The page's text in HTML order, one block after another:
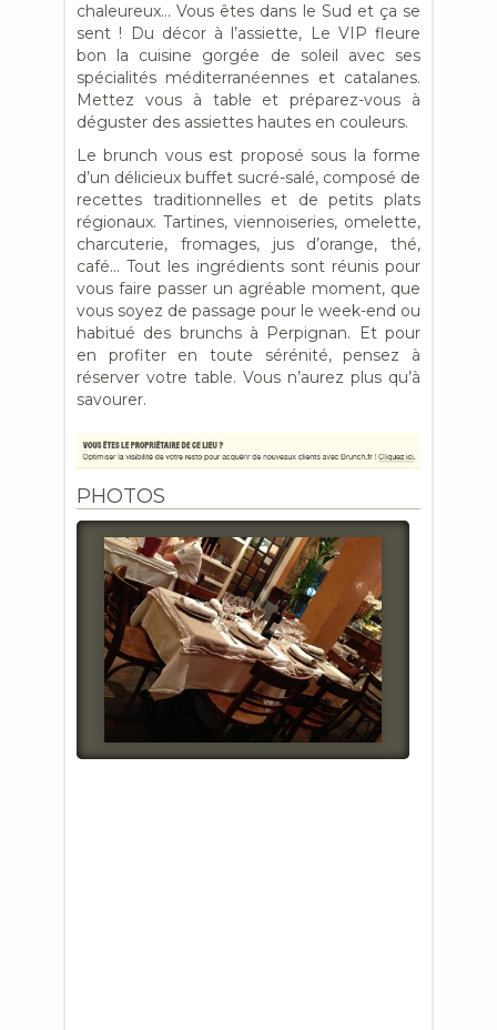
chaleureux… Vous êtes dans le Sud et ça se
sent ! Du décor à l’assiette, Le VIP fleure
bon la cuisine gorgée de soleil avec ses
spécialités méditerranéennes et catalanes.
Mettez vous à table et préparez-vous à
déguster des assiettes hautes en couleurs.
Le brunch vous est proposé sous la forme
d’un délicieux buffet sucré-salé, composé de
recettes traditionnelles et de petits plats
régionaux. Tartines, viennoiseries, omelette,
charcuterie, fromages, jus d’orange, thé,
café… Tout les ingrédients sont réunis pour
vous faire passer un agréable moment, que
vous soyez de passage pour le week-end ou
habitué des brunchs à Perpignan. Et pour
en profiter en toute sérénité, pensez à
réserver votre table. Vous n’aurez plus qu’à
savourer.
PHOTOS